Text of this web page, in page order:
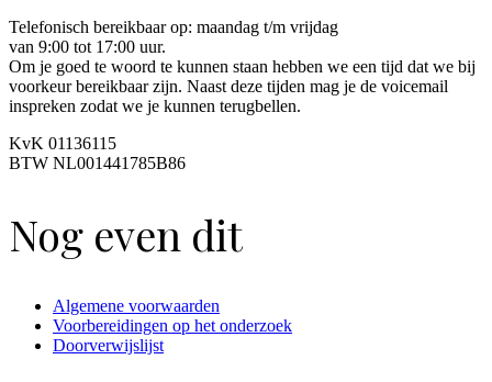
Telefonisch bereikbaar op: maandag t/m vrijdag
van 9:00 tot 17:00 uur.
Om je goed te woord te kunnen staan hebben we een tijd dat we bij
voorkeur bereikbaar zijn. Naast deze tijden mag je de voicemail
inspreken zodat we je kunnen terugbellen.
KvK 01136115
BTW NL001441785B86
Nog even dit
Algemene voorwaarden
Voorbereidingen op het onderzoek
Doorverwijslijst